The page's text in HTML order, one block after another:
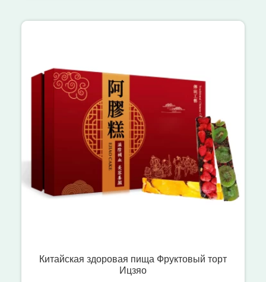
Китайская здоровая пища Фруктовый торт
Ицзяо